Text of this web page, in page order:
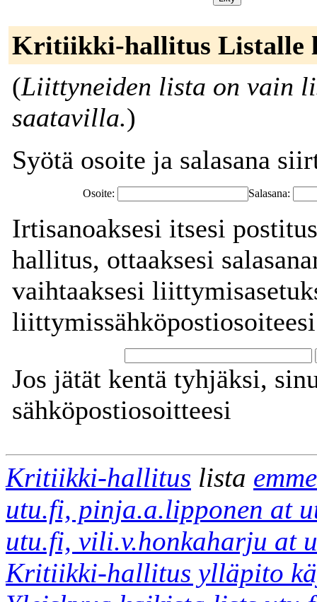
Kritiikki-hallitus Listalle
(Liittyneiden lista on vain
saatavilla.)
Syötä osoite ja salasana
Osoite: Salasana:
Irtisanoaksesi itsesi
hallitus, ottaaksesi
vaihtaaksesi
Jos jätät kentä tyhjäksi,
sähköpostiosoitteesi
Kritiikki-hallitus lista
utu.fi, pinja.a.lipponen at
utu.fi, vili.v.honkaharju at
Kritiikki-hallitus ylläpito